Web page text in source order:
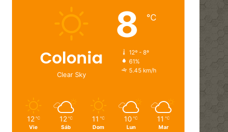
Colonia
Clear Sky
8 ℃
12º - 8º
61%
5.45 km/h
12 ℃
Vie
12 ℃
Sáb
11 ℃
Dom
10 ℃
Lun
11 ℃
Mar